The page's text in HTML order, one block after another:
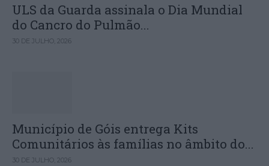
ULS da Guarda assinala o Dia Mundial
do Cancro do Pulmão...
30 DE JULHO, 2026
Município de Góis entrega Kits
Comunitários às famílias no âmbito do...
30 DE JULHO, 2026